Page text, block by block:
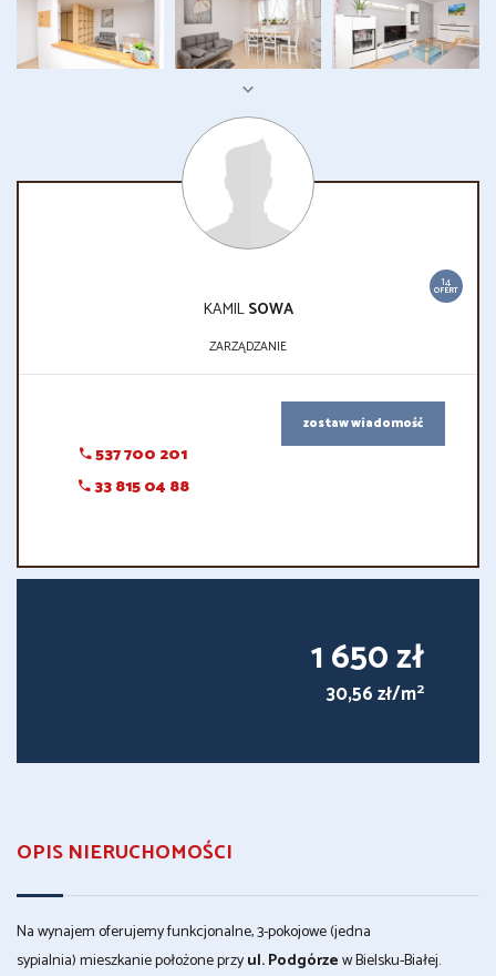
14
OFERT
KAMILSOWA
ZARZĄDZANIE
537 700 201
33 815 04 88
zostaw wiadomość
1 650 zł
30,56 zł/m2
OPIS NIERUCHOMOŚCI
Na wynajem oferujemy funkcjonalne, 3-pokojowe (jedna
sypialnia) mieszkanie położone przyul. Podgórzew Bielsku-Białej.